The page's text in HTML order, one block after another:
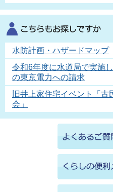
水防計画・ハザードマップ
令和6年度に水道局で実施
の東京電力への請求
旧井上家住宅イベント「
会」